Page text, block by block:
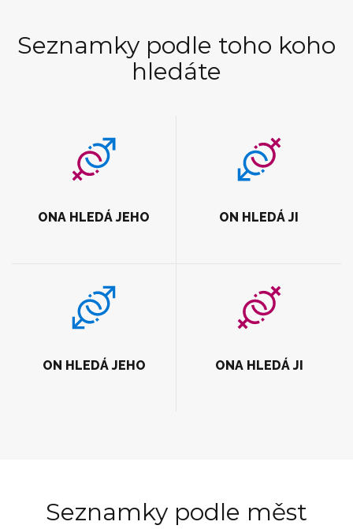
Seznamky podle toho koho
hledáte
ONA HLEDÁ JEHO ON HLEDÁ JI
ON HLEDÁ JEHO ONA HLEDÁ JI
Seznamky podle měst